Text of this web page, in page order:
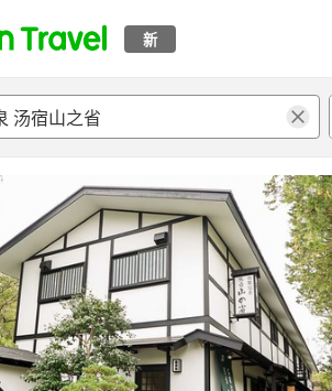
新
套餐评论亮点设施